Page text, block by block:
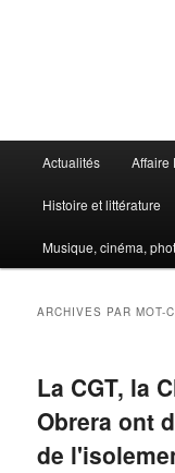
principal
Actualités Affaire
Histoire et littérature
Musique, cinéma,
ARCHIVES PAR MOT-
La CGT, la
Obrera ont
de